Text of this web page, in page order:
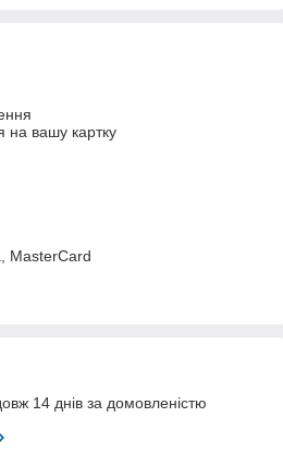
на вашу картку
MasterCard
14 днів за домовленістю